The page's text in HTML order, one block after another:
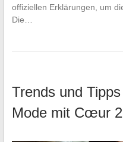
offiziellen Erklärungen, um
Die…
Trends und
Mode mit Cœur